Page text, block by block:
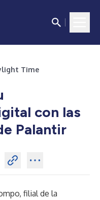
Time
con las
Palantir
, filial de la